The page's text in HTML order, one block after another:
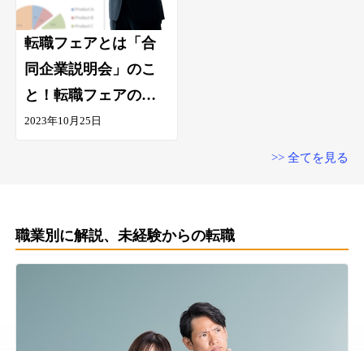
転職フェアとは「合
同企業説明会」のこ
と！転職フェアの種
類・メリットデメリ
2023年10月25日
>> 全てを見る
職業別に解説、未経験からの転職